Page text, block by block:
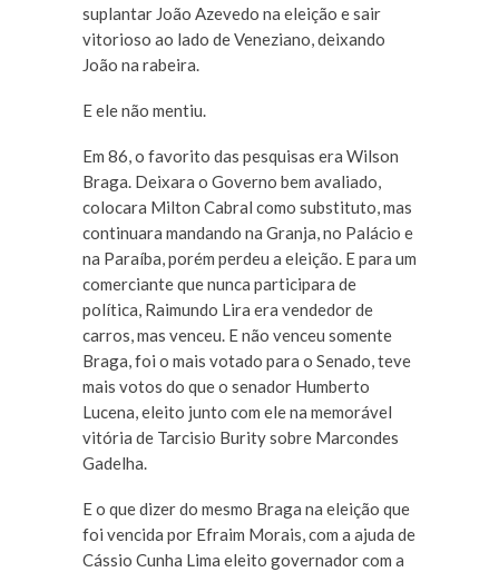
suplantar João Azevedo na eleição e sair
vitorioso ao lado de Veneziano, deixando
João na rabeira.
E ele não mentiu.
Em 86, o favorito das pesquisas era Wilson
Braga. Deixara o Governo bem avaliado,
colocara Milton Cabral como substituto, mas
continuara mandando na Granja, no Palácio e
na Paraíba, porém perdeu a eleição. E para um
comerciante que nunca participara de
política, Raimundo Lira era vendedor de
carros, mas venceu. E não venceu somente
Braga, foi o mais votado para o Senado, teve
mais votos do que o senador Humberto
Lucena, eleito junto com ele na memorável
vitória de Tarcisio Burity sobre Marcondes
Gadelha.
E o que dizer do mesmo Braga na eleição que
foi vencida por Efraim Morais, com a ajuda de
Cássio Cunha Lima eleito governador com a